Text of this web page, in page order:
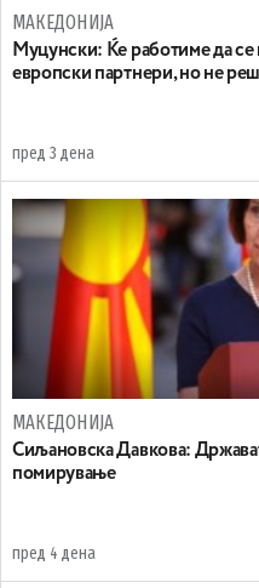
МАКЕДОНИЈА
Муцунски: Ќе работиме да
европски партнери, но не
пред 3 дена
МАКЕДОНИЈА
Сиљановска Давкова:
помирување
пред 4 дена